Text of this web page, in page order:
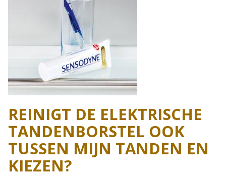
REINIGT DE ELEKTRISCHE
TANDENBORSTEL OOK
TUSSEN MIJN TANDEN EN
KIEZEN?